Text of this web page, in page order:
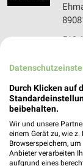
Durch Klicken auf
beibehalten.
Wir und unsere
einem Gerät zu, wie
Browserspeichern,
Anbieter verarbeiten
aufgrund eines